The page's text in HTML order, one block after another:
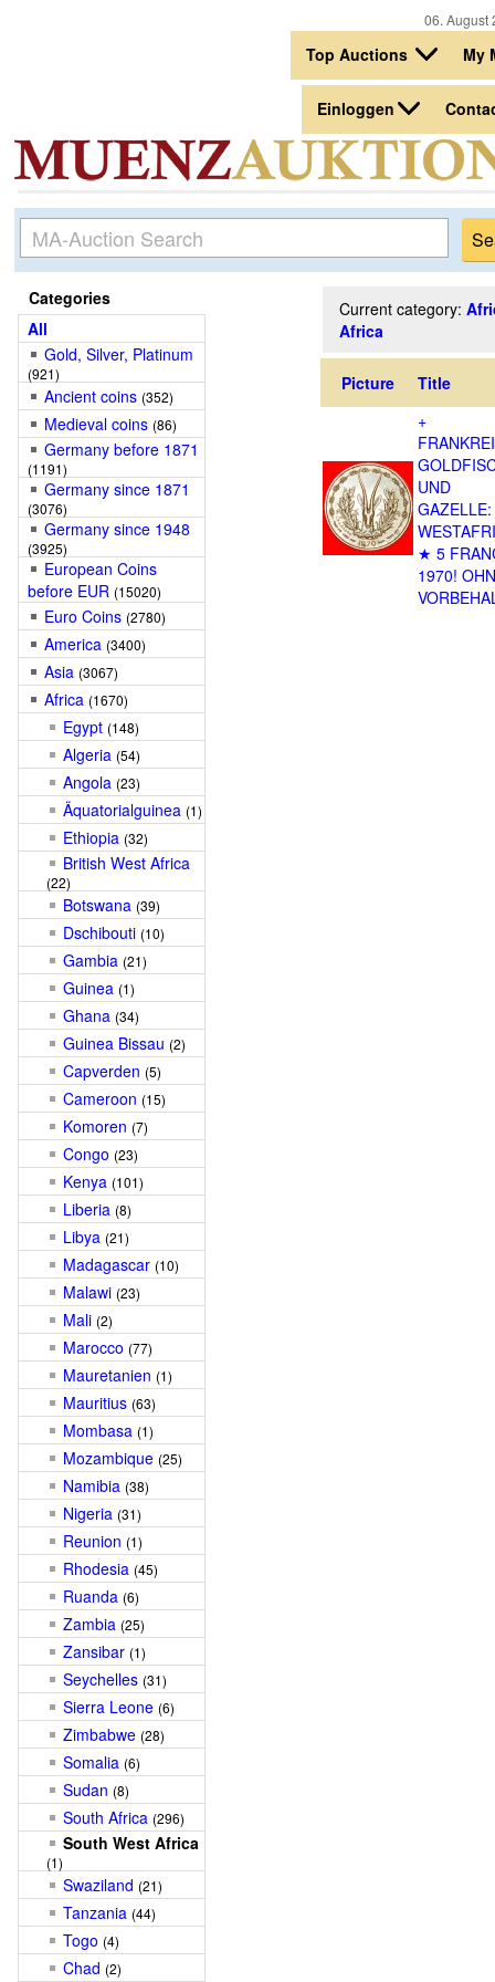
06.
Top Auctions My
Einloggen
Categories
All
Gold, Silver, Platinum
(921)
Ancient coins (352)
Medieval coins (86)
Germany before 1871
(1191)
Germany since 1871
(3076)
Germany since 1948
(3925)
European Coins
before EUR (15020)
Euro Coins (2780)
America (3400)
Asia (3067)
Africa (1670)
Egypt (148)
Algeria (54)
Angola (23)
Äquatorialguinea (1)
Ethiopia (32)
British West Africa
(22)
Botswana (39)
Dschibouti (10)
Gambia (21)
Guinea (1)
Ghana (34)
Guinea Bissau (2)
Capverden (5)
Cameroon (15)
Komoren (7)
Congo (23)
Kenya (101)
Liberia (8)
Libya (21)
Madagascar (10)
Malawi (23)
Mali (2)
Marocco (77)
Mauretanien (1)
Mauritius (63)
Mombasa (1)
Mozambique (25)
Namibia (38)
Nigeria (31)
Reunion (1)
Rhodesia (45)
Ruanda (6)
Zambia (25)
Zansibar (1)
Seychelles (31)
Sierra Leone (6)
Zimbabwe (28)
Somalia (6)
Sudan (8)
South Africa (296)
South West Africa
(1)
Swaziland (21)
Tanzania (44)
Togo (4)
Chad (2)
Current category:
Africa
Picture
Title
+
UND
GAZELLE:
★ 5
1970!